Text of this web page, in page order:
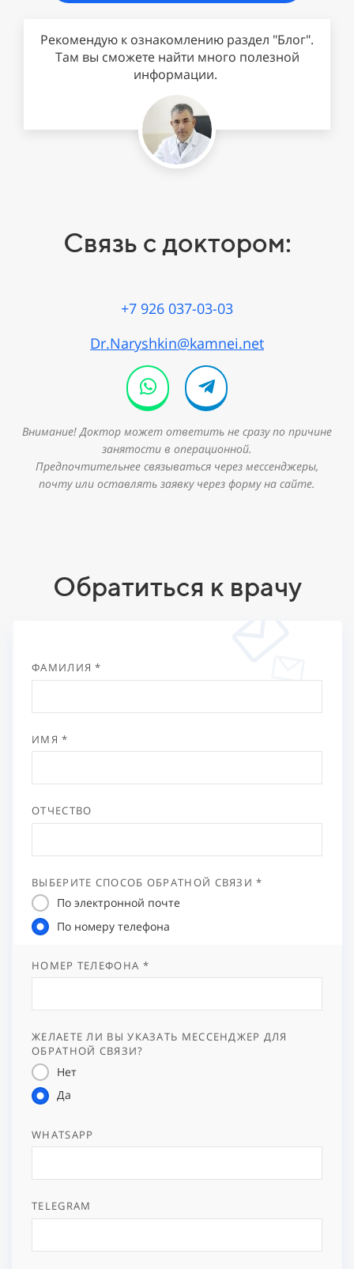
Рекомендую к ознакомлению раздел "Блог".
Там вы сможете найти много полезной
информации.
Связь с доктором:
+7 926 037-03-03
Dr.Naryshkin@kamnei.net
Внимание! Доктор может ответить не сразу по причине
занятости в операционной.
Предпочтительнее связываться через мессенджеры,
почту или оставлять заявку через форму на сайте.
Обратиться к врачу
ФАМИЛИЯ *
ИМЯ *
ОТЧЕСТВО
ВЫБЕРИТЕ СПОСОБ ОБРАТНОЙ СВЯЗИ *
По электронной почте
По номеру телефона
НОМЕР ТЕЛЕФОНА *
ЖЕЛАЕТЕ ЛИ ВЫ УКАЗАТЬ МЕССЕНДЖЕР ДЛЯ
ОБРАТНОЙ СВЯЗИ?
Нет
Да
WHATSAPP
TELEGRAM